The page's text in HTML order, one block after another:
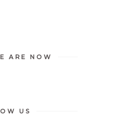
ARE NOW
US